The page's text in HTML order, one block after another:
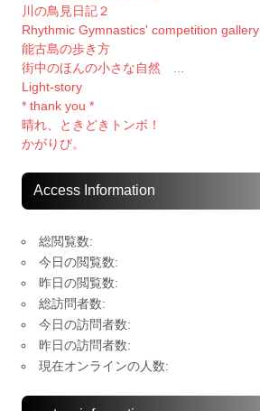
川の鳥見日記２
Rhythmic Gymnastics' competition gallery
能古島の歩き方
街中のほんの小さな自然 ...
Light-story
* thank you *
晴れ、ときどきトンボ！
かがりび。
Access Information
総閲覧数:
今日の閲覧数:
昨日の閲覧数:
総訪問者数:
今日の訪問者数:
昨日の訪問者数:
現在オンラインの人数: